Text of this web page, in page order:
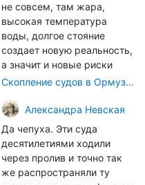
не совсем, там жара,
высокая температура
воды, долгое стояние
создает новую реальность,
а значит и новые риски
Скопление судов в Ормузском проливе грозит катастрофическим распространением инвазивных видов
Александра Невская
Да чепуха. Эти суда
десятилетиями ходили
через пролив и точно так
же распространяли ту